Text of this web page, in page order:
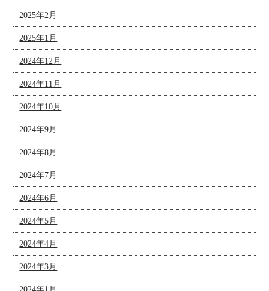
2025年2月
2025年1月
2024年12月
2024年11月
2024年10月
2024年9月
2024年8月
2024年7月
2024年6月
2024年5月
2024年4月
2024年3月